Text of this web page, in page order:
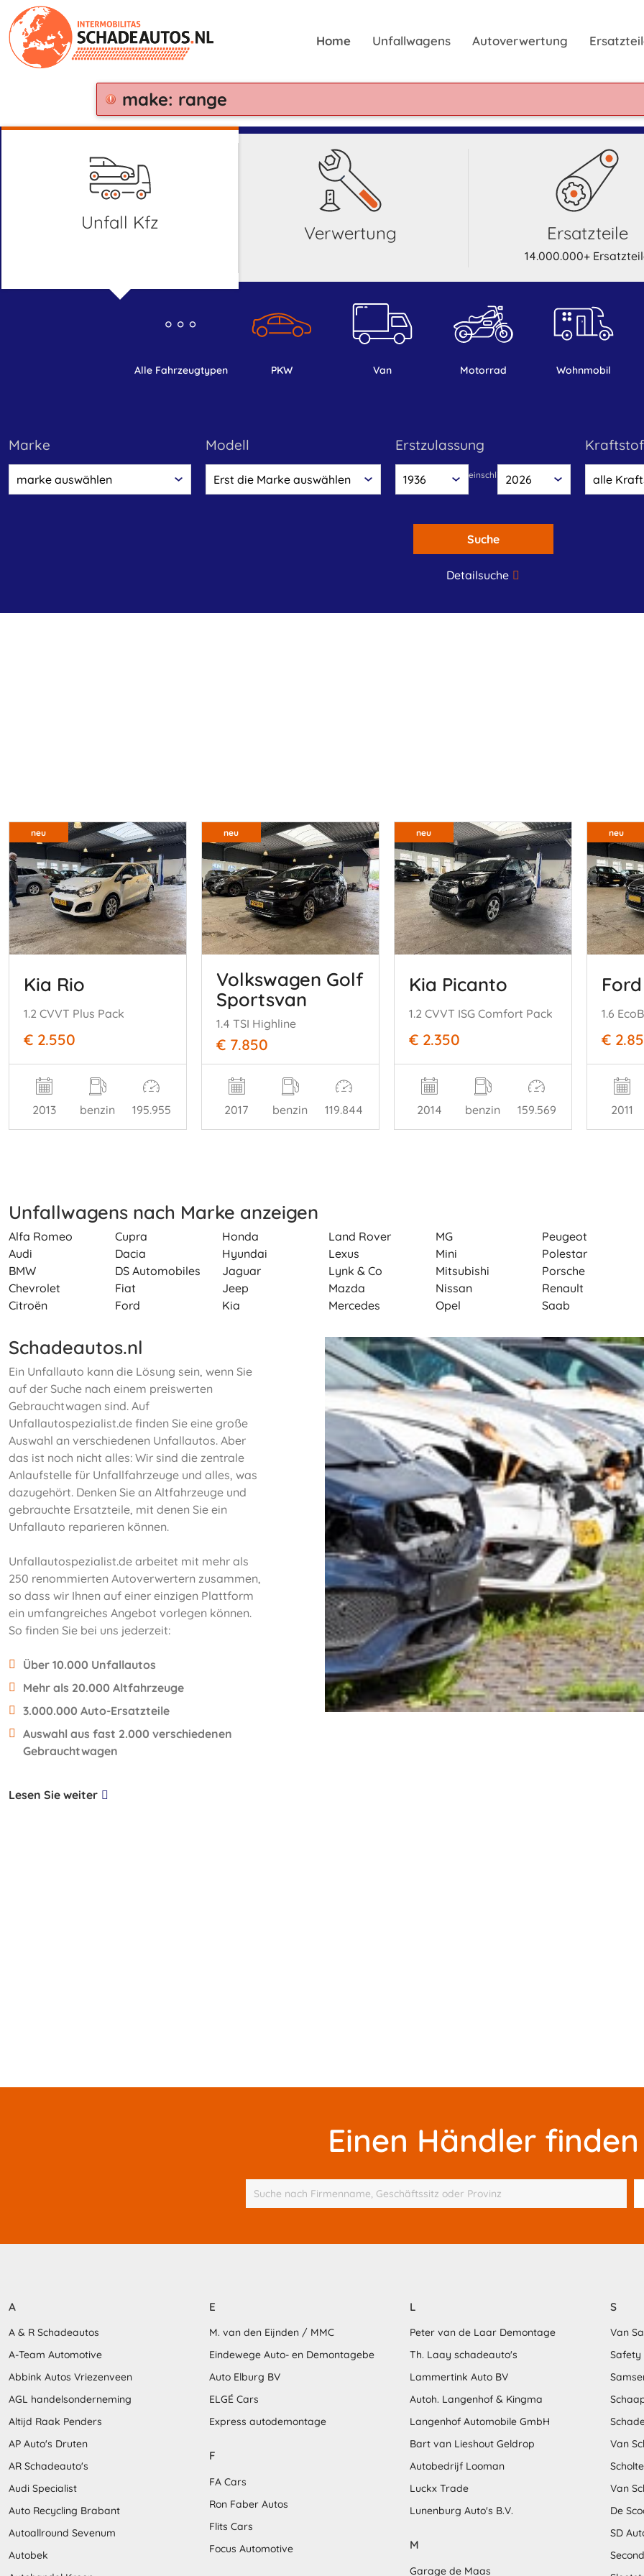
Home Unfallwagens Autoverwertung
make: range
Unfall Kfz Verwertung Ersatzteile
14.000.000+
alle Fahrzeugtypen PKW Van Motorrad Wohnmobil
marke Modell Erstzulassung
einschliesslich
Suche
Detailsuche
neu
Kia Rio
1.2 CVVT Plus Pack
€ 2.550
2013 benzin 195.955
neu
Volkswagen Golf
Sportsvan
1.4 TSI Highline
€ 7.850
2017 benzin 119.844
neu
Kia Picanto
1.2 CVVT ISG Comfort Pack
€ 2.350
2014 benzin 159.569
neu
1.6
€
2011
Unfallwagens nach Marke anzeigen
Alfa Romeo
Audi
BMW
Chevrolet
Citroën
Cupra
Dacia
DS Automobiles
Fiat
Ford
Honda
Hyundai
Jaguar
Jeep
Kia
Land Rover
Lexus
Lynk & Co
Mazda
Mercedes
MG
Mini
Mitsubishi
Nissan
Opel
Peugeot
Polestar
Porsche
Renault
Saab
Schadeautos.nl
Ein Unfallauto kann die Lösung sein, wenn Sie
auf der Suche nach einem preiswerten
Gebrauchtwagen sind. Auf
Unfallautospezialist.de finden Sie eine große
Auswahl an verschiedenen Unfallautos. Aber
das ist noch nicht alles: Wir sind die zentrale
Anlaufstelle für Unfallfahrzeuge und alles, was
dazugehört. Denken Sie an Altfahrzeuge und
gebrauchte Ersatzteile, mit denen Sie ein
Unfallauto reparieren können.
Unfallautospezialist.de arbeitet mit mehr als
250 renommierten Autoverwertern zusammen,
so dass wir Ihnen auf einer einzigen Plattform
ein umfangreiches Angebot vorlegen können.
So finden Sie bei uns jederzeit:
Über 10.000 Unfallautos
Mehr als 20.000 Altfahrzeuge
3.000.000 Auto-Ersatzteile
Auswahl aus fast 2.000 verschiedenen
Gebrauchtwagen
Lesen Sie weiter
Einen Händler finden
A
A & R Schadeautos
A-Team Automotive
Abbink Autos Vriezenveen
AGL handelsonderneming
Altijd Raak Penders
AP Auto's Druten
AR Schadeauto's
Audi Specialist
Auto Recycling Brabant
Autoallround Sevenum
Autobek
E
M. van den Eijnden / MMC
Eindewege Auto- en Demontagebe
Auto Elburg BV
ELGÉ Cars
Express autodemontage
F
FA Cars
Ron Faber Autos
Flits Cars
Focus Automotive
L
Peter van de Laar Demontage
Th. Laay schadeauto's
Lammertink Auto BV
Autoh. Langenhof & Kingma
Langenhof Automobile GmbH
Bart van Lieshout Geldrop
Autobedrijf Looman
Luckx Trade
Lunenburg Auto's B.V.
M
Garage de Maas
S
Van
Safety
Van
Van
De
SD